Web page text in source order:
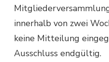
innerhalb von zwei
keine Mitteilung
Ausschluss endgültig.